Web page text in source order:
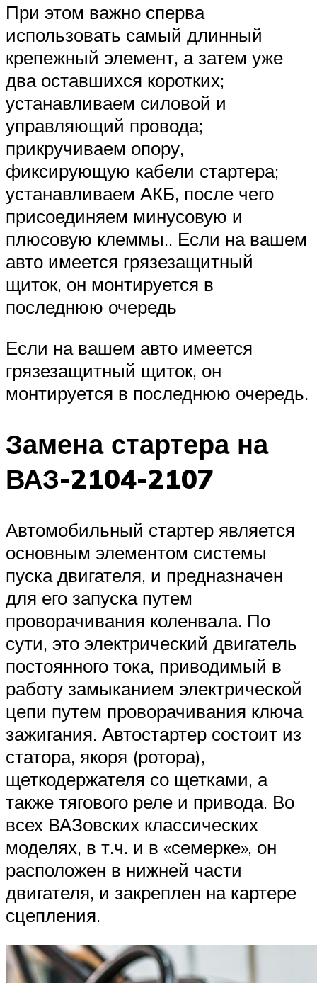
При этом важно сперва
использовать самый длинный
крепежный элемент, а затем уже
два оставшихся коротких;
устанавливаем силовой и
управляющий провода;
прикручиваем опору,
фиксирующую кабели стартера;
устанавливаем АКБ, после чего
присоединяем минусовую и
плюсовую клеммы.. Если на вашем
авто имеется грязезащитный
щиток, он монтируется в
последнюю очередь
Если на вашем авто имеется
грязезащитный щиток, он
монтируется в последнюю очередь.
Замена стартера на
ВАЗ-2104-2107
Автомобильный стартер является
основным элементом системы
пуска двигателя, и предназначен
для его запуска путем
проворачивания коленвала. По
сути, это электрический двигатель
постоянного тока, приводимый в
работу замыканием электрической
цепи путем проворачивания ключа
зажигания. Автостартер состоит из
статора, якоря (ротора),
щеткодержателя со щетками, а
также тягового реле и привода. Во
всех ВАЗовских классических
моделях, в т.ч. и в «семерке», он
расположен в нижней части
двигателя, и закреплен на картере
сцепления.